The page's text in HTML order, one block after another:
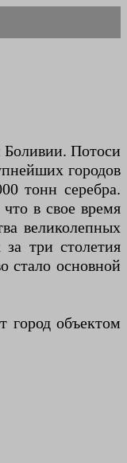
Боливии. Потоси
городов
тонн серебра.
в свое время
великолепных
три столетия
стало основной
город объектом